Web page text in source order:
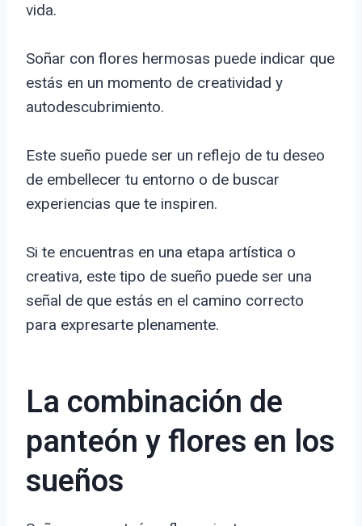
vida.
Soñar con flores hermosas puede indicar que
estás en un momento de creatividad y
autodescubrimiento.
Este sueño puede ser un reflejo de tu deseo
de embellecer tu entorno o de buscar
experiencias que te inspiren.
Si te encuentras en una etapa artística o
creativa, este tipo de sueño puede ser una
señal de que estás en el camino correcto
para expresarte plenamente.
La combinación de
panteón y flores en los
sueños